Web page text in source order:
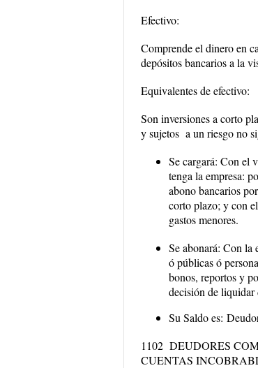
Efectivo:
Comprende el dinero en
depósitos bancarios a la
Equivalentes de efectivo:
Son inversiones a corto
y sujetos a un riesgo no
Se cargará: Con el
tenga la empresa:
abono bancarios
corto plazo; y con
gastos menores.
Se abonará: Con la
ó públicas ó
bonos, reportos y
decisión de
Su Saldo es:
1102 DEUDORES
CUENTAS